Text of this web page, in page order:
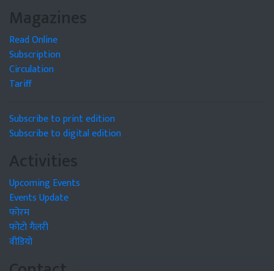
Magazines
Read Online
Subscription
Circulation
Tariff
Subscribe to print edition
Subscribe to digital edition
Activities
Upcoming Events
Events Update
फोरम
फोटो गैलरी
वीडियो